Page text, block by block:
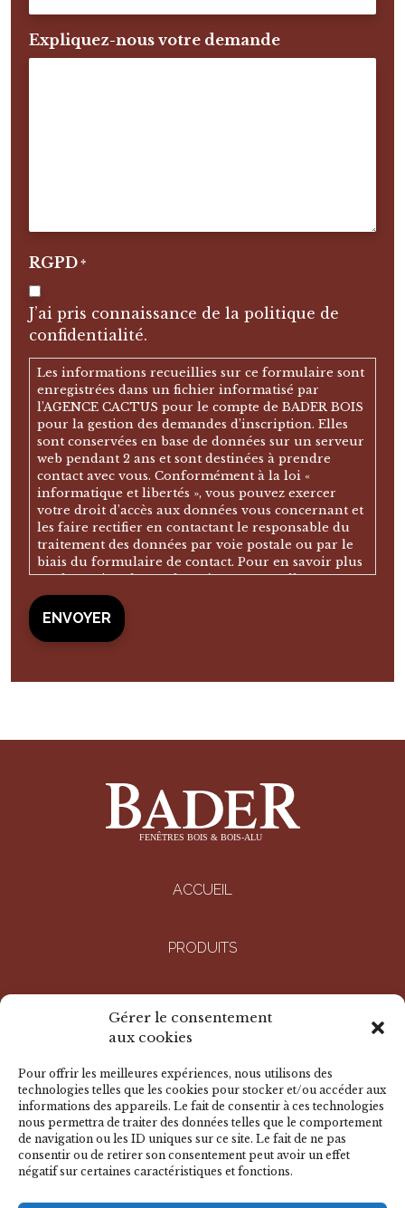
Gérer le consentement
aux cookies
Pour offrir les meilleures expériences, nous utilisons des
technologies telles que les cookies pour stocker et/ou accéder aux
informations des appareils. Le fait de consentir à ces technologies
nous permettra de traiter des données telles que le comportement
de navigation ou les ID uniques sur ce site. Le fait de ne pas
consentir ou de retirer son consentement peut avoir un effet
négatif sur certaines caractéristiques et fonctions.
Expliquez-nous votre demande
RGPD*
J’ai pris connaissance de la politique de
confidentialité.
Les informations recueillies sur ce formulaire sont
enregistrées dans un fichier informatisé par
l’AGENCE CACTUS pour le compte de BADER BOIS
pour la gestion des demandes d’inscription. Elles
sont conservées en base de données sur un serveur
web pendant 2 ans et sont destinées à prendre
contact avec vous. Conformément à la loi «
informatique et libertés », vous pouvez exercer
votre droit d’accès aux données vous concernant et
les faire rectifier en contactant le responsable du
traitement des données par voie postale ou par le
biais du formulaire de contact. Pour en savoir plus
sur la gestion de vos données personnelles, vous
pouvez consulter notre politique de confidentialité.
ACCUEIL
PRODUITS
RÉALISATIONS
DOCUMENTS
NOUS CONTACTER